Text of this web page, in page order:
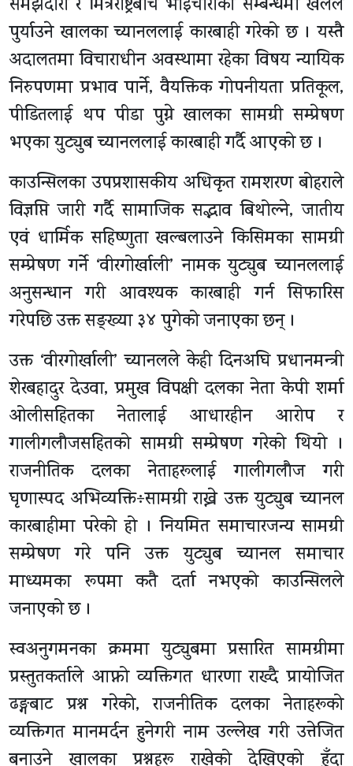
समझदारी र मित्रराष्ट्रबीच भाइचाराको सम्बन्धमा खलल
पुर्याउने खालका च्यानललाई कारबाही गरेको छ । यस्तै
अदालतमा विचाराधीन अवस्थामा रहेका विषय न्यायिक
निरुपणमा प्रभाव पार्ने, वैयक्तिक गोपनीयता प्रतिकूल,
पीडितलाई थप पीडा पुग्ने खालका सामग्री सम्प्रेषण
भएका युट्युब च्यानललाई कारबाही गर्दै आएको छ ।
काउन्सिलका उपप्रशासकीय अधिकृत रामशरण बोहराले
विज्ञप्ति जारी गर्दै सामाजिक सद्भाव बिथोल्ने, जातीय
एवं धार्मिक सहिष्णुता खल्बलाउने किसिमका सामग्री
सम्प्रेषण गर्ने ‘वीरगोर्खाली’ नामक युट्युब च्यानललाई
अनुसन्धान गरी आवश्यक कारबाही गर्न सिफारिस
गरेपछि उक्त सङ्ख्या ३४ पुगेको जनाएका छन् ।
उक्त ‘वीरगोर्खाली’ च्यानलले केही दिनअघि प्रधानमन्त्री
शेरबहादुर देउवा, प्रमुख विपक्षी दलका नेता केपी शर्मा
ओलीसहितका नेतालाई आधारहीन आरोप र
गालीगलौजसहितको सामग्री सम्प्रेषण गरेको थियो ।
राजनीतिक दलका नेताहरूलाई गालीगलौज गरी
घृणास्पद अभिव्यक्ति÷सामग्री राख्ने उक्त युट्युब च्यानल
कारबाहीमा परेको हो । नियमित समाचारजन्य सामग्री
सम्प्रेषण गरे पनि उक्त युट्युब च्यानल समाचार
माध्यमका रूपमा कतै दर्ता नभएको काउन्सिलले
जनाएको छ ।
स्वअनुगमनका क्रममा युट्युबमा प्रसारित सामग्रीमा
प्रस्तुतकर्ताले आफ्नो व्यक्तिगत धारणा राख्दै प्रायोजित
ढङ्गबाट प्रश्न गरेको, राजनीतिक दलका नेताहरूको
व्यक्तिगत मानमर्दन हुनेगरी नाम उल्लेख गरी उत्तेजित